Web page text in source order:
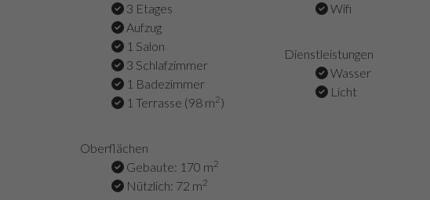
3 Etages
Aufzug
1 Salon
3 Schlafzimmer
1 Badezimmer
1 Terrasse (98 m2)
Oberflächen
Gebaute: 170 m2
Nützlich: 72 m2
Wifi
Dienstleistungen
Wasser
Licht